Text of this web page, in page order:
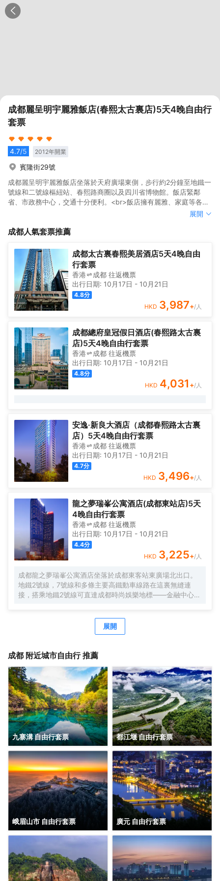
成都麗呈明宇麗雅飯店(春熙太古裏店)5天4晚自由行
套票
4.7/5 2012年開業
賓隆街29號
成都麗呈明宇麗雅飯店坐落於天府廣場東側，步行約2分鐘至地鐵一
號線和二號線樞紐站、春熙路商圈以及四川省博物館。飯店緊鄰
省、市政務中心，交通十分便利。<br>飯店擁有麗雅、家庭等各類
高品質客房及套房兩百餘間，寬敞明亮的設計讓您遠眺無可複製的
餐，每日提供營養豐富、品種多樣的中西式自助早餐，開啓賓客活
會議設施和完善的信息發佈系統，滿足來賓主題會議絕佳視覺展示
體驗。<br>飯店設有優雅休閒的茶室和棋牌雅間，是邀約親朋好友
休閒娛樂、體會生活閒情的好去處。酒店還配備具有專業的私人教
練及健身器材的健身中心，解鎖酣暢淋漓的運動樂趣，打造時尚健
康的都市生活。
成都麗呈明宇麗雅飯店坐落於天府廣場東側，步行約2分鐘至地鐵一
省、市政務中心，交通十分便利。<br>飯店擁有麗雅、家庭等各類
絕美都市風情。位於酒店9樓的雅悅苑餐廳，可容納160人同時用
餐，每日提供營養豐富、品種多樣的中西式自助早餐，開啓賓客活
力的一天。飯店共設有2間現代化設施設備的會議室，配置全套專業
會議設施和完善的信息發佈系統，滿足來賓主題會議絕佳視覺展示
體驗。<br>飯店設有優雅休閒的茶室和棋牌雅間，是邀約親朋好友
休閒娛樂、體會生活閒情的好去處。酒店還配備具有專業的私人教
練及健身器材的健身中心，解鎖酣暢淋漓的運動樂趣，打造時尚健
展開
成都人氣套票推薦
成都太古裏春熙美居酒店5天4晚自由
行套票
香港 成都 往返機票
出行日期: 10月17日 - 10月21日
4.8分
HKD 3,987+/人
成都總府皇冠假日酒店(春熙路太古裏
店)5天4晚自由行套票
香港 成都 往返機票
出行日期: 10月17日 - 10月21日
4.8分
HKD 4,031 +/人
安逸·新良大酒店（成都春熙路太古裏
店）5天4晚自由行套票
香港 成都 往返機票
出行日期: 10月17日 - 10月21日
4.7分
HKD 3,496+/人
龍之夢瑞峯公寓酒店(成都東站店)5天
4晚自由行套票
香港 成都 往返機票
出行日期: 10月17日 - 10月21日
4.4分
HKD 3,225+/人
成都龍之夢瑞峯公寓酒店坐落於成都東客站東廣場北出口。
地鐵2號線，7號線和多條主要高鐵動車線路在這裏無縫連
接，搭乘地鐵2號線可直達成都時尚娛樂地標——金融中心
層。 酒店設有1,159間配置齊全、設備完善的服務公寓。它將
酒店的便利設施、先進的安保系統、專業悉心的服務與家一
兒童與嬰兒睡床，讓親子出遊變得更愜意愉悦。
展開
成都 附近城市自由行 推薦
九寨溝 自由行套票 都江堰 自由行套票
峨眉山市 自由行套票 廣元 自由行套票